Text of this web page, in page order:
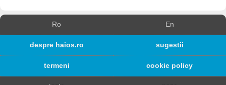
Ro En
despre haios.ro sugestii
termeni cookie policy